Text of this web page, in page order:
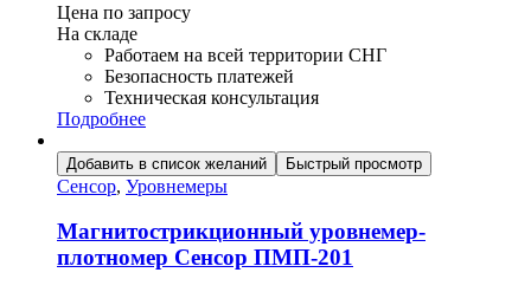
Цена по запросу
На складе
Работаем на всей территории СНГ
Безопасность платежей
Техническая консультация
Подробнее
Добавить в список желаний Быстрый просмотр
Сенсор, Уровнемеры
Магнитострикционный уровнемер-
плотномер Сенсор ПМП-201